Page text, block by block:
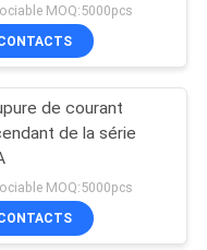
MOQ:5000pcs
de courant
de la série
MOQ:5000pcs